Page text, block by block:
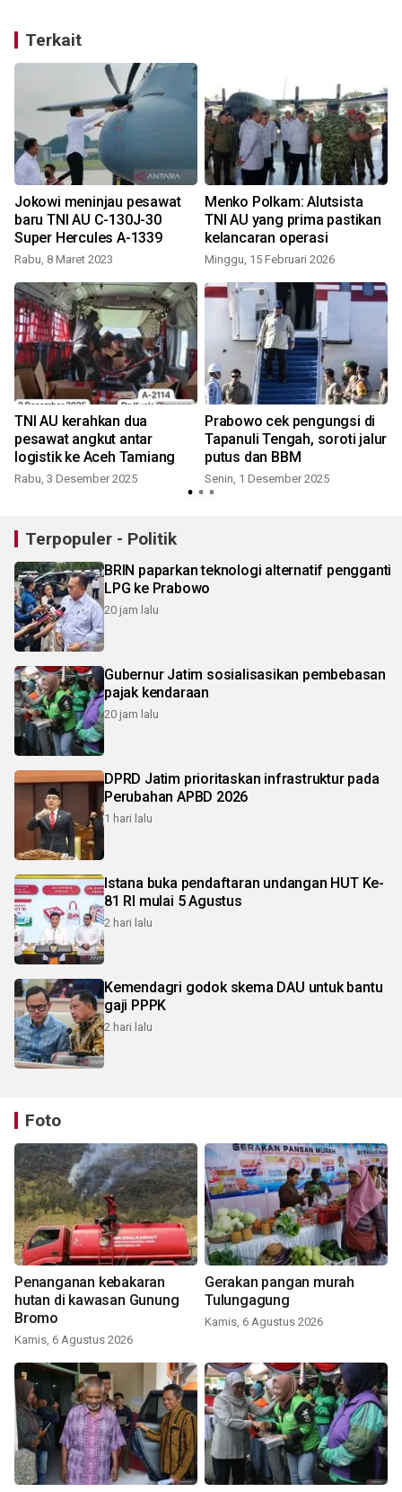
Terkait
Jokowi meninjau pesawat
baru TNI AU C-130J-30
Super Hercules A-1339
Rabu, 8 Maret 2023
Menko Polkam: Alutsista
TNI AU yang prima pastikan
kelancaran operasi
Minggu, 15 Februari 2026
TNI AU kerahkan dua
pesawat angkut antar
logistik ke Aceh Tamiang
Rabu, 3 Desember 2025
Prabowo cek pengungsi di
Tapanuli Tengah, soroti jalur
putus dan BBM
Senin, 1 Desember 2025
Terpopuler - Politik
BRIN paparkan teknologi alternatif pengganti
LPG ke Prabowo
20 jam lalu
Gubernur Jatim sosialisasikan pembebasan
pajak kendaraan
20 jam lalu
DPRD Jatim prioritaskan infrastruktur pada
Perubahan APBD 2026
1 hari lalu
Istana buka pendaftaran undangan HUT Ke-
81 RI mulai 5 Agustus
2 hari lalu
Kemendagri godok skema DAU untuk bantu
gaji PPPK
2 hari lalu
Foto
Penanganan kebakaran
hutan di kawasan Gunung
Bromo
Kamis, 6 Agustus 2026
Gerakan pangan murah
Tulungagung
Kamis, 6 Agustus 2026